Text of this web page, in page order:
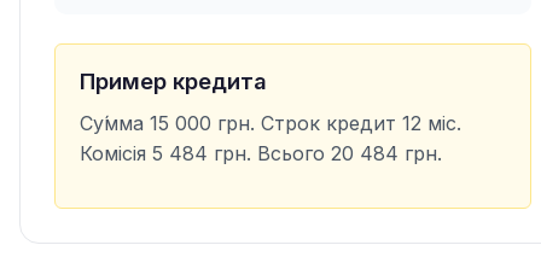
Пример кредита
Су́мма 15 000 грн. Строк кредит 12 міс.
Комісія 5 484 грн. Всього 20 484 грн.